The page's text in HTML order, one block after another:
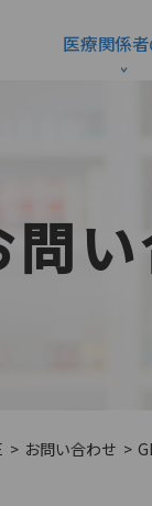
医療関係
問
お問い合わせ